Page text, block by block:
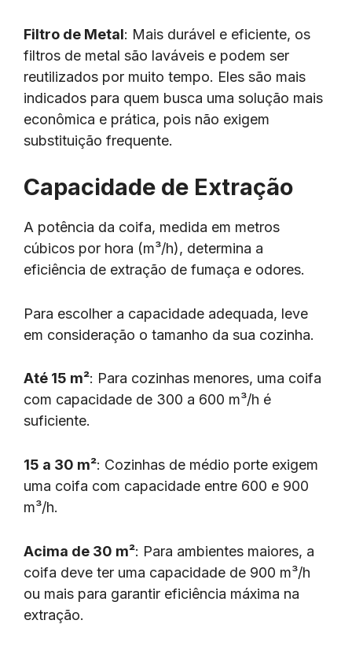
Filtro de Metal: Mais durável e eficiente, os
filtros de metal são laváveis e podem ser
reutilizados por muito tempo. Eles são mais
indicados para quem busca uma solução mais
econômica e prática, pois não exigem
substituição frequente.
Capacidade de Extração
A potência da coifa, medida em metros
cúbicos por hora (m³/h), determina a
eficiência de extração de fumaça e odores.
Para escolher a capacidade adequada, leve
em consideração o tamanho da sua cozinha.
Até 15 m²: Para cozinhas menores, uma coifa
com capacidade de 300 a 600 m³/h é
suficiente.
15 a 30 m²: Cozinhas de médio porte exigem
uma coifa com capacidade entre 600 e 900
m³/h.
Acima de 30 m²: Para ambientes maiores, a
coifa deve ter uma capacidade de 900 m³/h
ou mais para garantir eficiência máxima na
extração.